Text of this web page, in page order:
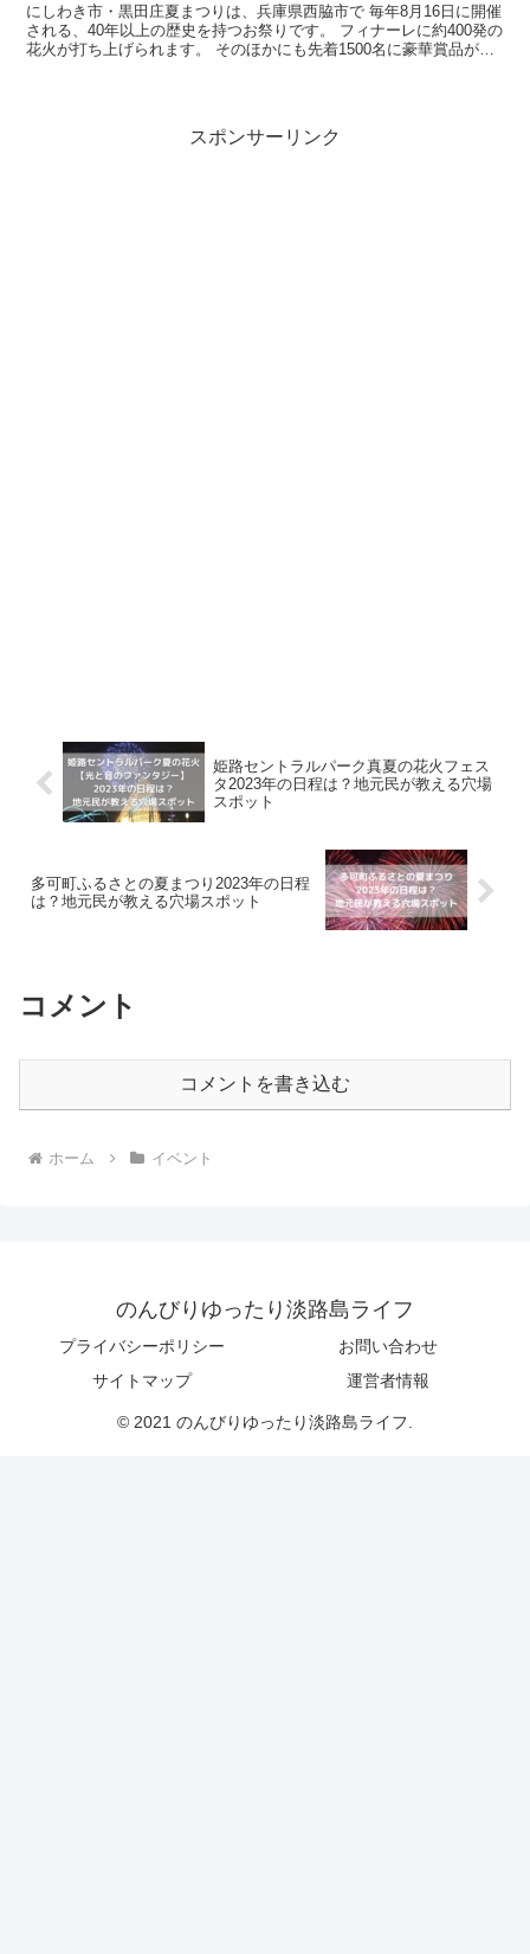
にしわき市・黒田庄夏まつりは、兵庫県西脇市で 毎年8月16日に開催
される、40年以上の歴史を持つお祭りです。 フィナーレに約400発の
花火が打ち上げられます。 そのほかにも先着1500名に豪華賞品が当
スポンサーリンク
姫路セントラルパーク真夏の花火フェス
タ2023年の日程は？地元民が教える穴場
スポット
多可町ふるさとの夏まつり2023年の日程
は？地元民が教える穴場スポット
コメント
コメントを書き込む
ホーム イベント
のんびりゆったり淡路島ライフ
プライバシーポリシー
お問い合わせ
サイトマップ
運営者情報
© 2021 のんびりゆったり淡路島ライフ.